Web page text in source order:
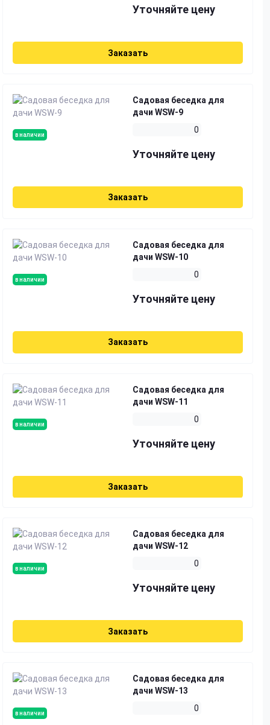
Уточняйте цену
Заказать
в наличии
Садовая беседка для
дачи WSW-9
0
Уточняйте цену
Заказать
в наличии
Садовая беседка для
дачи WSW-10
0
Уточняйте цену
Заказать
в наличии
Садовая беседка для
дачи WSW-11
0
Уточняйте цену
Заказать
в наличии
Садовая беседка для
дачи WSW-12
0
Уточняйте цену
Заказать
в наличии
Садовая беседка для
дачи WSW-13
0